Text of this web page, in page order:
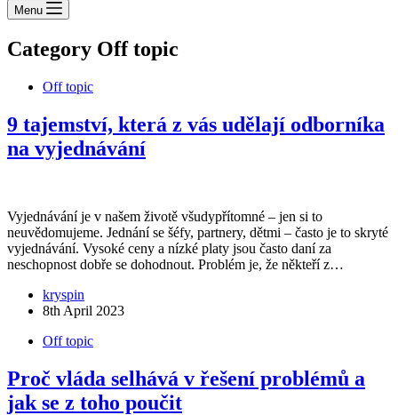
Menu
Category Off topic
Off topic
9 tajemství, která z vás udělají odborníka
na vyjednávání
Vyjednávání je v našem životě všudypřítomné – jen si to
neuvědomujeme. Jednání se šéfy, partnery, dětmi – často je to skryté
vyjednávání. Vysoké ceny a nízké platy jsou často daní za
neschopnost dobře se dohodnout. Problém je, že někteří z…
kryspin
8th April 2023
Off topic
Proč vláda selhává v řešení problémů a
jak se z toho poučit